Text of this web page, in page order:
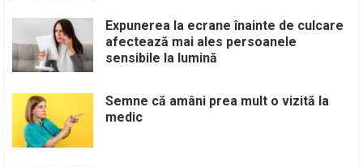
Expunerea la ecrane înainte de culcare
afectează mai ales persoanele
sensibile la lumină
Semne că amâni prea mult o vizită la
medic